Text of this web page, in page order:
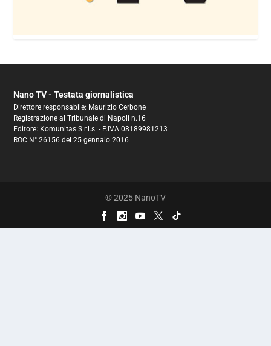
Nano TV - Testata giornalistica
Direttore responsabile: Maurizio Cerbone
Registrazione al Tribunale di Napoli n.16
Editore: Komunitas S.r.l.s. - P.IVA 08189981213
ROC N° 26156 del 25 gennaio 2016
© 2025 NanoTV